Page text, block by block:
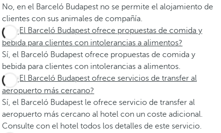
No, en el Barceló Budapest no se permite el alojamiento de
clientes con sus animales de compañía.
¿El Barceló Budapest ofrece propuestas de comida y
bebida para clientes con intolerancias a alimentos?
Sí, el Barceló Budapest ofrece propuestas de comida y
bebida para clientes con intolerancias a alimentos.
¿El Barceló Budapest ofrece servicios de transfer al
aeropuerto más cercano?
Sí, el Barceló Budapest le ofrece servicio de transfer al
aeropuerto más cercano al hotel con un coste adicional.
Consulte con el hotel todos los detalles de este servicio.